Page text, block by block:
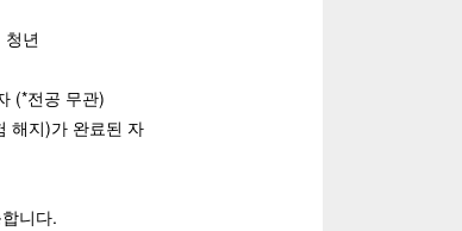
년
(*전공 무관)
해지)가 완료된 자
니다.